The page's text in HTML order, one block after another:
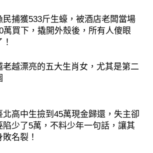
民捕獲533斤生蠔，被酒店老闆當場
萬買下，撬開外殼後，所有人傻眼
老越漂亮的五大生肖女，尤其是第二
北高中生撿到45萬現金歸還，失主卻
陷少了5萬，不料少年一句話，讓其
敗名裂！